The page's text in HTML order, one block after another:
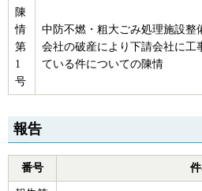
陳
情
第
1
号
中防不燃・粗大ごみ処理施設整
会社の破産により下請会社に工
ている件についての陳情
報告
番号